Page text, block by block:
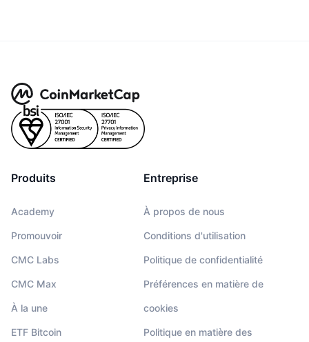
Produits
Academy
Promouvoir
CMC Labs
CMC Max
À la une
ETF Bitcoin
Entreprise
À propos de nous
Conditions d'utilisation
Politique de confidentialité
Préférences en matière de
cookies
Politique en matière des